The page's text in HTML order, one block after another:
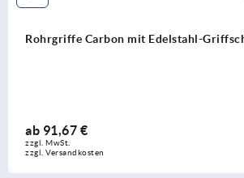
Rohrgriffe Aluminium mit
ab26,51 €
zzgl. MwSt.
zzgl. Versandkosten